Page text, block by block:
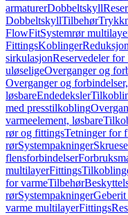
armaturerDobbeltskyll
DobbeltskyllTilbehør
FlowFitSystemrør
FittingsKoblinger
sirkulasjonReservedeler
uløseligeOverganger og
Overganger og forbindelser,
løsbareEndedeksler
med presstilkobling
varmeelement, løsbare
rør og fittingsTetninger for
rørSystempakninger
flensforbindelser
multilayerFittings
for varmeTilbehør
rørSystempakninger
varme multilayerFittings